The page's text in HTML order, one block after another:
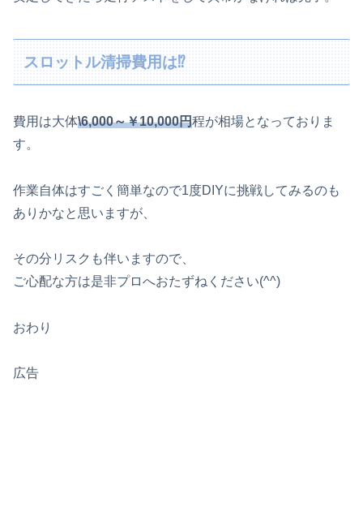
スロットル清掃費用は⁉
費用は大体\6,000～￥10,000円程が相場となっておりま
す。
作業自体はすごく簡単なので1度DIYに挑戦してみるのも
ありかなと思いますが、
その分リスクも伴いますので、
ご心配な方は是非プロへおたずねください(^^)
おわり
広告